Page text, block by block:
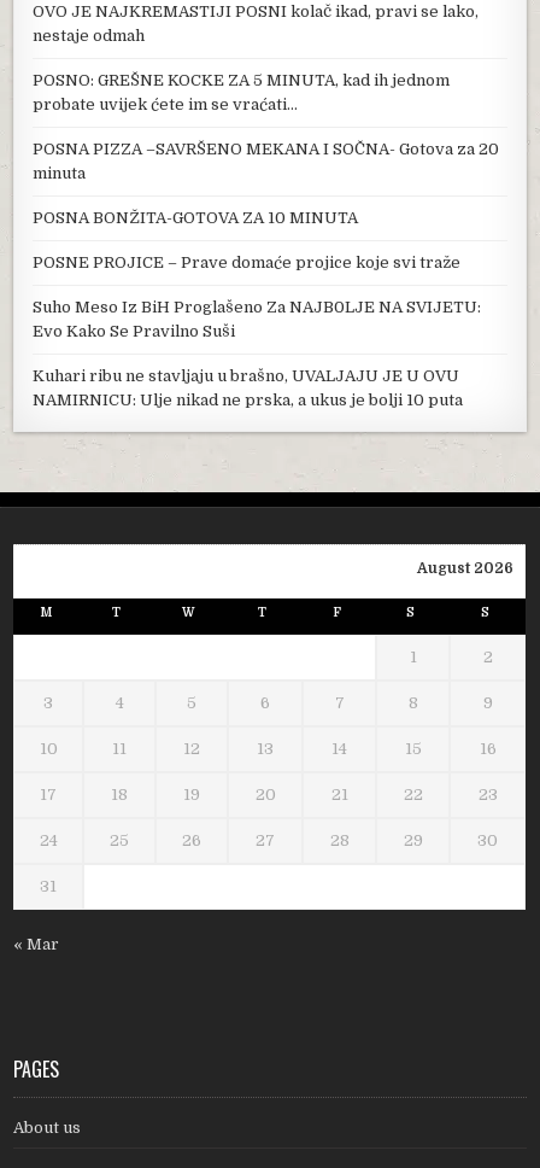
OVO JE NAJKREMASTIJI POSNI kolač ikad, pravi se lako,
nestaje odmah
POSNO: GREŠNE KOCKE ZA 5 MINUTA, kad ih jednom
probate uvijek ćete im se vraćati…
POSNA PIZZA –SAVRŠENO MEKANA I SOČNA- Gotova za 20
minuta
POSNA BONŽITA-GOTOVA ZA 10 MINUTA
POSNE PROJICE – Prave domaće projice koje svi traže
Suho Meso Iz BiH Proglašeno Za NAJB0LJE NA SVIJETU:
Evo Kako Se Pravilno Suši
Kuhari ribu ne stavljaju u brašno, UVALJAJU JE U OVU
NAMIRNICU: Ulje nikad ne prska, a ukus je bolji 10 puta
August 2026
M T W T F S S
1 2
3 4 5 6 7 8 9
10 11 12 13 14 15 16
17 18 19 20 21 22 23
24 25 26 27 28 29 30
31
« Mar
PAGES
About us